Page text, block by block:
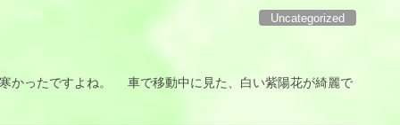
Uncategorized
たですよね。 車で移動中に見た、白い紫陽花が綺麗で